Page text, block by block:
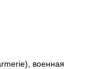
военная